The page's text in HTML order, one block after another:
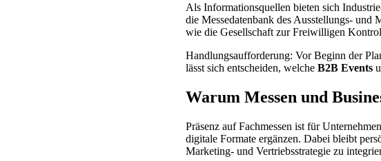
Als Informationsquellen bieten sich
die Messedatenbank des Ausstellungs- und
wie die Gesellschaft zur Freiwilligen
Handlungsaufforderung: Vor Beginn der
lässt sich entscheiden, welche B2B Events
Warum Messen und
Präsenz auf Fachmessen ist für
digitale Formate ergänzen. Dabei bleibt
Marketing- und Vertriebsstrategie zu